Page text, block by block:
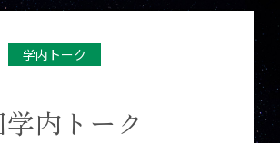
学内トーク
内トーク